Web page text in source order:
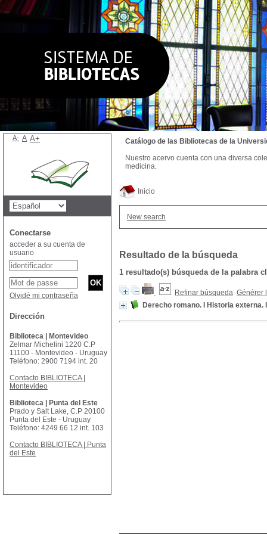
Inicio
New search
Resultado de la búsqueda
1 resultado(s) búsqueda de la palabra
Refinar búsqueda Générer
Derecho romano. I Historia externa.
Catálogo de las Bibliotecas de la
Nuestro acervo cuenta con una diversa
medicina.
A- A A+
Conectarse
acceder a su cuenta de
usuario
Olvidé mi contraseña
Dirección
Biblioteca | Montevideo
Zelmar Michelini 1220 C.P
11100 - Montevideo - Uruguay
Teléfono: 2900 7194 int. 20
Contacto BIBLIOTECA |
Montevideo
Biblioteca | Punta del Este
Prado y Salt Lake, C.P 20100
Punta del Este - Uruguay
Teléfono: 4249 66 12 int. 103
Contacto BIBLIOTECA | Punta
del Este